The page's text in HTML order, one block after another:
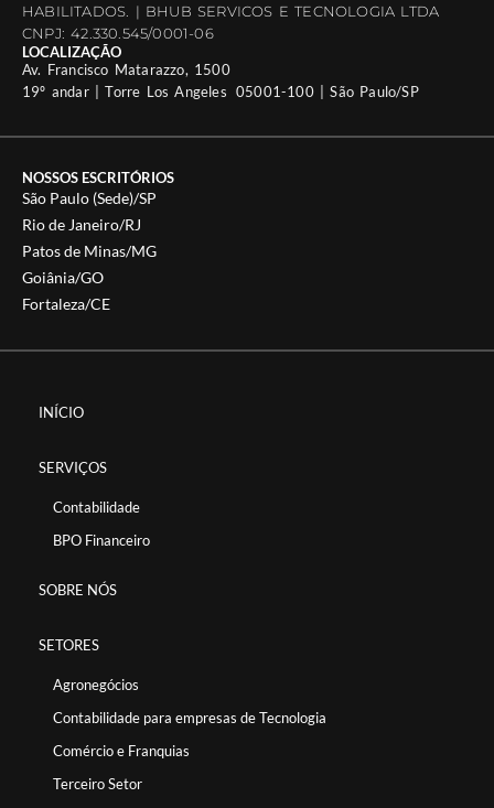
HABILITADOS. | BHUB SERVICOS E TECNOLOGIA LTDA
CNPJ: 42.330.545/0001-06
LOCALIZAÇÃO
Av. Francisco Matarazzo, 1500
19º andar | Torre Los Angeles 05001-100 | São Paulo/SP
NOSSOS ESCRITÓRIOS
São Paulo (Sede)/SP
Rio de Janeiro/RJ
Patos de Minas/MG
Goiânia/GO
Fortaleza/CE
INÍCIO
SERVIÇOS
Contabilidade
BPO Financeiro
SOBRE NÓS
SETORES
Agronegócios
Contabilidade para empresas de Tecnologia
Comércio e Franquias
Terceiro Setor